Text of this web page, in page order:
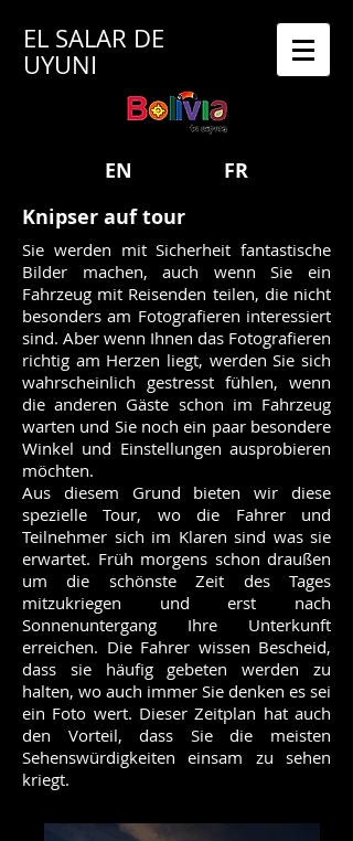
EL SALAR DE
UYUNI
Knipser auf tour
Sie werden mit Sicherheit fantastische
Bilder machen, auch wenn Sie ein
Fahrzeug mit Reisenden teilen, die nicht
besonders am Fotografieren interessiert
sind. Aber wenn Ihnen das Fotografieren
richtig am Herzen liegt, werden Sie sich
wahrscheinlich gestresst fühlen, wenn
die anderen Gäste schon im Fahrzeug
warten und Sie noch ein paar besondere
Winkel und Einstellungen ausprobieren
möchten.
Aus diesem Grund bieten wir diese
spezielle Tour, wo die Fahrer und
Teilnehmer sich im Klaren sind was sie
erwartet. Früh morgens schon draußen
um die schönste Zeit des Tages
mitzukriegen und erst nach
Sonnenuntergang Ihre Unterkunft
erreichen. Die Fahrer wissen Bescheid,
dass sie häufig gebeten werden zu
halten, wo auch immer Sie denken es sei
ein Foto wert. Dieser Zeitplan hat auch
den Vorteil, dass Sie die meisten
Sehenswürdigkeiten einsam zu sehen
kriegt.
EN FR